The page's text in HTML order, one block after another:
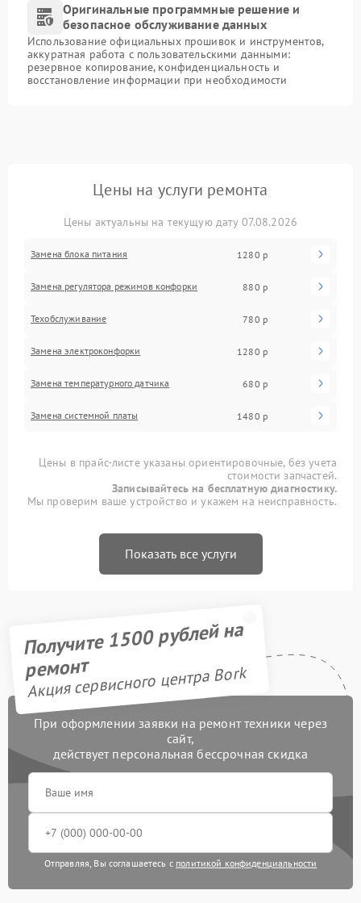
Оригинальные программные решение и
безопасное обслуживание данных
Использование официальных прошивок и инструментов,
аккуратная работа с пользовательскими данными:
резервное копирование, конфиденциальность и
восстановление информации при необходимости
Цены на услуги ремонта
Цены актуальны на текущую дату 07.08.2026
Замена блока питания 1280 р
Замена регулятора режимов конфорки 880 р
Техобслуживание 780 р
Замена электроконфорки 1280 р
Замена температурного датчика 680 р
Замена системной платы 1480 р
Цены в прайс-листе указаны ориентировочные, без учета
стоимости запчастей.
Записывайтесь на бесплатную диагностику.
Мы проверим ваше устройство и укажем на неисправность.
Показать все услуги
Получите 1500 рублей на
ремонт
Акция сервисного центра Bork
При оформлении заявки на ремонт техники через
сайт,
действует персональная бессрочная скидка
Отправляя, Вы соглашаетесь с политикой конфиденциальности